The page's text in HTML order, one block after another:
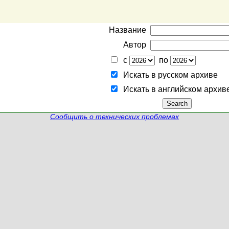
Название
Автор
с
по
Искать в русском архиве
Искать в английском
Сообщить о технических проблемах